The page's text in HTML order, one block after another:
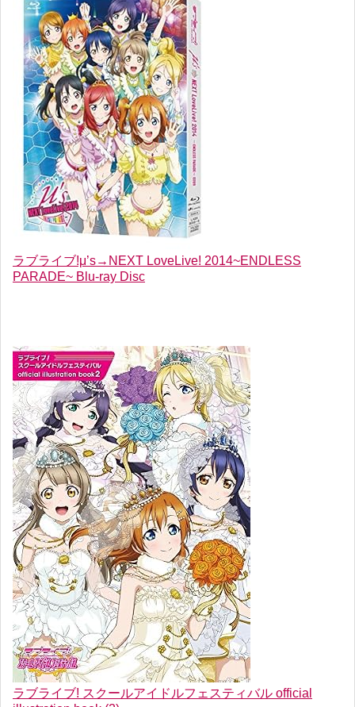
ラブライブ!μ’s→NEXT LoveLive! 2014~ENDLESS
PARADE~ Blu-ray Disc
ラブライブ! スクールアイドルフェスティバル official